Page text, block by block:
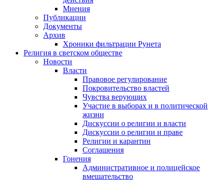
Мнения
Публикации
Документы
Архив
Хроники фильтрации Рунета
Религия в светском обществе
Новости
Власти
Правовое регулирование
Покровительство властей
Чувства верующих
Участие в выборах и в политической
жизни
Дискуссии о религии и власти
Дискуссии о религии и праве
Религии и карантин
Соглашения
Гонения
Административное и полицейское
вмешательство